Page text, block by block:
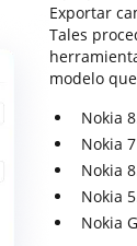
Exportar
Tales
modelo
Nokia
Nokia
Nokia
Nokia
Nokia